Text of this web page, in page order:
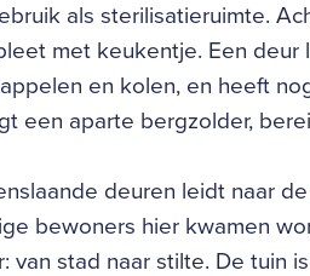
als sterilisatieruimte.
met keukentje. Een
en kolen, en heeft
een aparte bergzolder,
deuren leidt naar
bewoners hier kwamen
van stad naar stilte. De tuin